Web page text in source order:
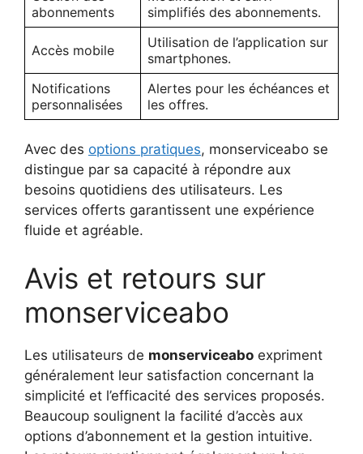
abonnements
simplifiés des abonnements.
Accès mobile
Utilisation de l’application sur
smartphones.
Notifications
personnalisées
Alertes pour les échéances et
les offres.
Avec des options pratiques, monserviceabo se
distingue par sa capacité à répondre aux
besoins quotidiens des utilisateurs. Les
services offerts garantissent une expérience
fluide et agréable.
Avis et retours sur
monserviceabo
Les utilisateurs de monserviceabo expriment
généralement leur satisfaction concernant la
simplicité et l’efficacité des services proposés.
Beaucoup soulignent la facilité d’accès aux
options d’abonnement et la gestion intuitive.